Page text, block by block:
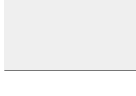
Buscar